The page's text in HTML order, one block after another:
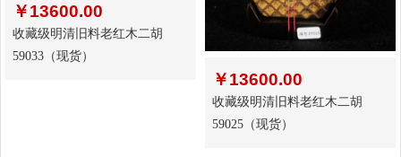
￥13600.00
收藏级明清旧料老红木二胡
59033（现货）
￥13600.00
收藏级明清旧料老红木二胡
59025（现货）